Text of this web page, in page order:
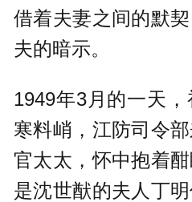
借着夫妻之间的默
夫的暗示。
1949年3月的一天
寒料峭，江防司令
官太太，怀中抱着
是沈世猷的夫人丁